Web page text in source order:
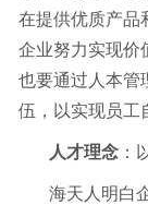
在提供优质产品
企业努力实现价
也要通过人本管
伍，以实现员工
人才理念：
海天人明白